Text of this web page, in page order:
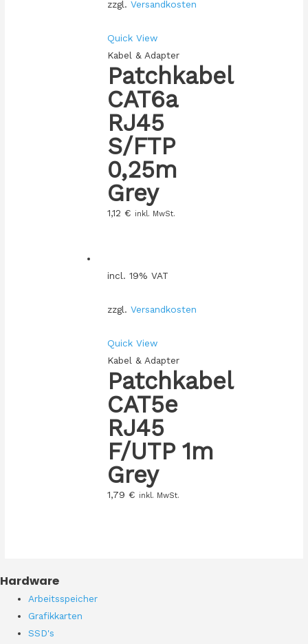
zzgl. Versandkosten
Quick View
Kabel & Adapter
Patchkabel
CAT6a
RJ45
S/FTP
0,25m
Grey
1,12 € inkl. MwSt.
incl. 19% VAT
zzgl. Versandkosten
Quick View
Kabel & Adapter
Patchkabel
CAT5e
RJ45
F/UTP 1m
Grey
1,79 € inkl. MwSt.
Hardware
Arbeitsspeicher
Grafikkarten
SSD's